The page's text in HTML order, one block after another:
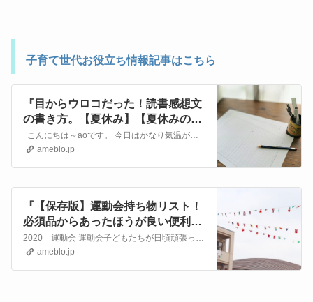
子育て世代お役立ち情報記事はこちら
『目からウロコだった！読書感想文
の書き方。【夏休み】【夏休みの宿
題】』
こんにちは～aoです。 今日はかなり気温が上がるようですね。皆様熱中症にはご注意ください。 さて今日2本目の記事はコストコ記事ではありません～っ コス…
ameblo.jp
『【保存版】運動会持ち物リスト！
必須品からあったほうが良い便利品
まで徹底解説』
2020 運動会 運動会子どもたちが日頃頑張って練習してきた成果を披露する親にとっても子供にとっても楽しみな学校行事の1つですよね。 昨今は春先に開催される地…
ameblo.jp